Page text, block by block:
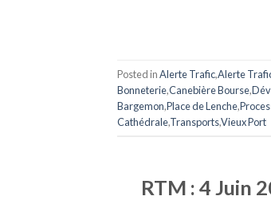
Posted inAlerte Trafic,Alerte
Bonneterie,Canebière Bourse,
Bargemon,Place de Lenche,
Cathédrale,Transports,Vieux Port
RTM : 4 Juin